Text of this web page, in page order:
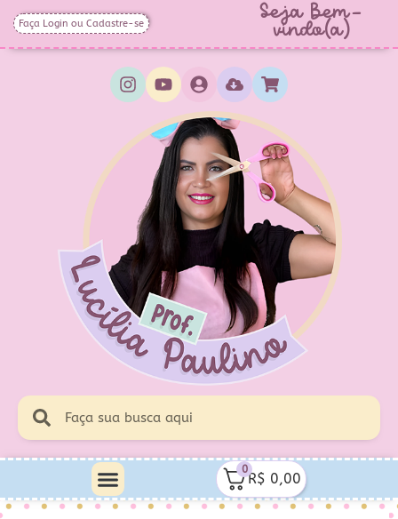
Faça Login ou Cadastre-se Seja Bem-
vindo(a)
0
R$ 0,00